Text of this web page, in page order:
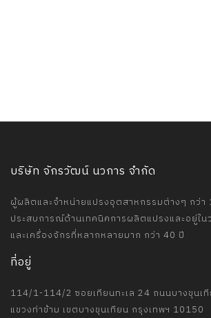
บริษัท จักรวัฒน์ นวการ จำกัด
ผู้ผลิตและจำหน่ายแปรงอุตสาหกรรมต่างๆ กว่
ประสบการณ์ด้านเทคนิคการผลิตแปรงและอยู่ใน
และเครื่องจักรที่หลากหลายมาก กว่า 40 ปี
ที่อยู่
114/1-114/2 ซอยเทียนทะเล 24 ถนนบางขุนเที
แขวงท่าข้าม เขตบางขุนเทียน กรุงเทพฯ 10150